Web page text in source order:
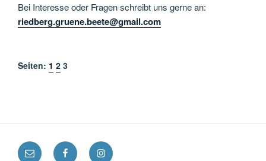
Bei Interesse oder Fragen schreibt uns gerne an:
riedberg.gruene.beete@gmail.com
Seiten: 1 2 3
E-
FacebookInstagram